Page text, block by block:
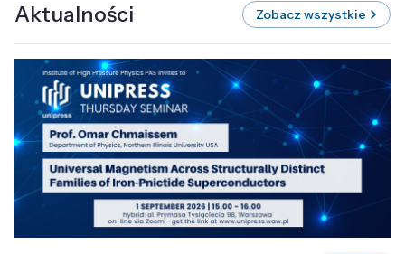
Aktualności Zobacz wszystkie